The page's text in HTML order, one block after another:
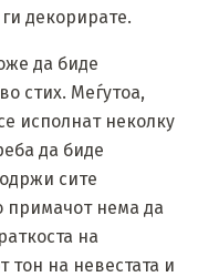
декорирате.
да биде
стих. Меѓутоа,
исполнат неколку
да биде
сите
нема да
на
тон на невестата и